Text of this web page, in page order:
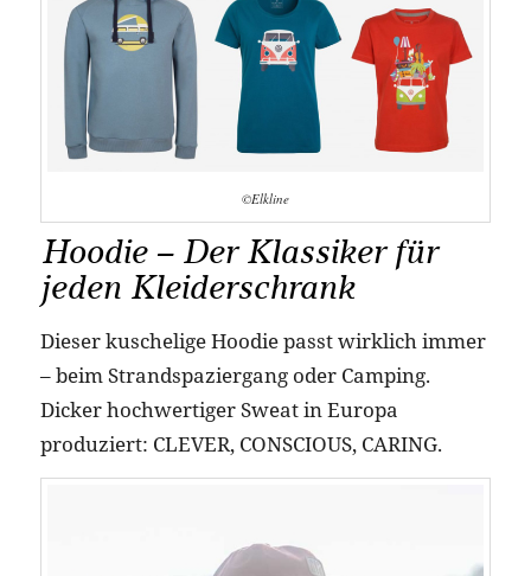
©Elkline
Hoodie – Der Klassiker für
jeden Kleiderschrank
Dieser kuschelige Hoodie passt wirklich immer
– beim Strandspaziergang oder Camping.
Dicker hochwertiger Sweat in Europa
produziert: CLEVER, CONSCIOUS, CARING.